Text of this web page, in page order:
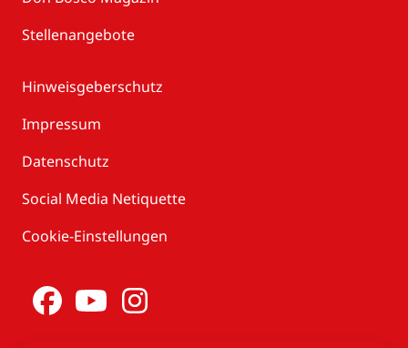
Stellenangebote
Hinweisgeberschutz
Impressum
Datenschutz
Social Media Netiquette
Cookie-Einstellungen